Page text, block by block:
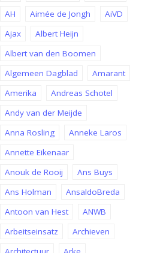
AH
Aimée de Jongh
AiVD
Ajax
Albert Heijn
Albert van den Boomen
Algemeen Dagblad
Amarant
Amerika
Andreas Schotel
Andy van der Meijde
Anna Rosling
Anneke Laros
Annette Eikenaar
Anouk de Rooij
Ans Buys
Ans Holman
AnsaldoBreda
Antoon van Hest
ANWB
Arbeitseinsatz
Archieven